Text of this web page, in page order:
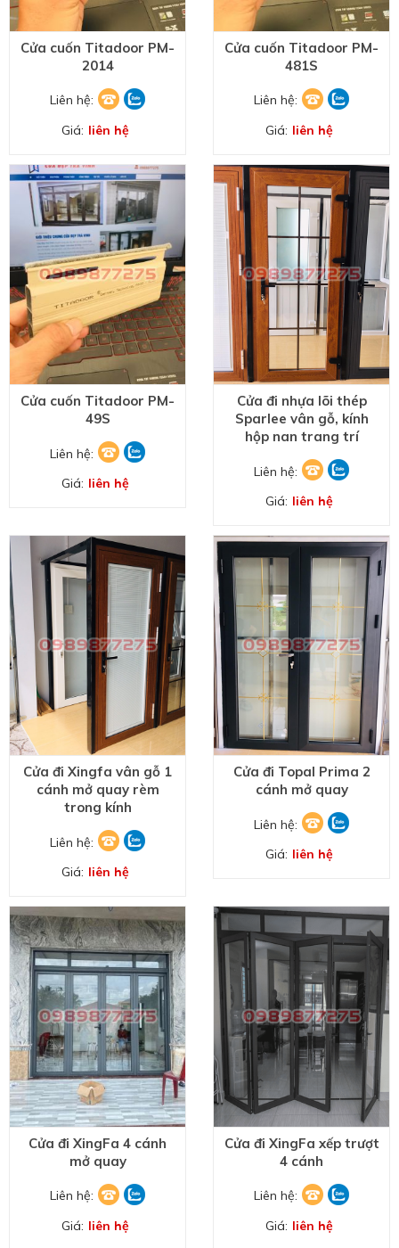
Cửa cuốn Titadoor PM-
2014
Liên hệ:
Giá: liên hệ
Cửa cuốn Titadoor PM-
481S
Liên hệ:
Giá: liên hệ
Cửa cuốn Titadoor PM-
49S
Liên hệ:
Giá: liên hệ
Cửa đi nhựa lõi thép
Sparlee vân gỗ, kính
hộp nan trang trí
Liên hệ:
Giá: liên hệ
Cửa đi Xingfa vân gỗ 1
cánh mở quay rèm
trong kính
Liên hệ:
Giá: liên hệ
Cửa đi Topal Prima 2
cánh mở quay
Liên hệ:
Giá: liên hệ
Cửa đi XingFa 4 cánh
mở quay
Liên hệ:
Giá: liên hệ
Cửa đi XingFa xếp trượt
4 cánh
Liên hệ:
Giá: liên hệ